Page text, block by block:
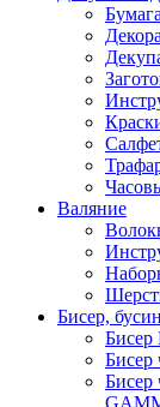
Валяние
Бисер,
Бисер
Бисер
Бисер